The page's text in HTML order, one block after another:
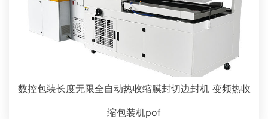
数控包装长度无限全自动热收缩膜封切边封机 变频热收
缩包装机pof